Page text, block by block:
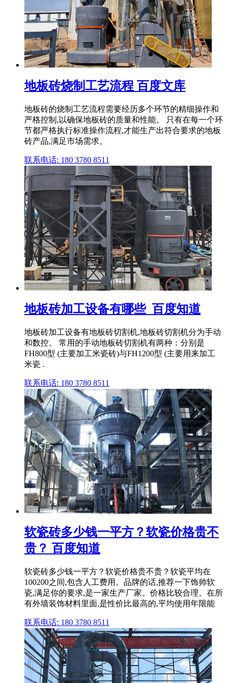
地板砖烧制工艺流程 百度文库
地板砖的烧制工艺流程需要经历多个环节的精细操作和
严格控制,以确保地板砖的质量和性能。 只有在每一个环
节都严格执行标准操作流程,才能生产出符合要求的地板
砖产品,满足市场需求。
联系电话: 180 3780 8511
地板砖加工设备有哪些_百度知道
地板砖加工设备有地板砖切割机,地板砖切割机分为手动
和数控。 常用的手动地板砖切割机有两种：分别是
FH800型 (主要加工米瓷砖)与FH1200型 (主要用来加工
米瓷 .
联系电话: 180 3780 8511
软瓷砖多少钱一平方？软瓷价格贵不
贵？ 百度知道
软瓷砖多少钱一平方？软瓷价格贵不贵？软瓷平均在
100200之间,包含人工费用。品牌的话,推荐一下饰帅软
瓷,满足你的要求,是一家生产厂家。价格比较合理。在所
有外墙装饰材料里面,是性价比最高的,平均使用年限能
联系电话: 180 3780 8511